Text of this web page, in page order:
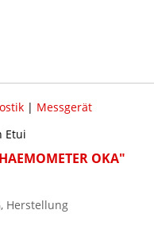
| Messgerät
Etui
OKA"
Herstellung